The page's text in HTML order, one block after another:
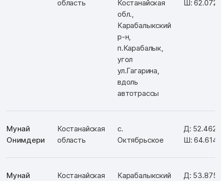
область
Костанайская
обл.,
Карабалыкский
р-н,
п.Карабалык,
угол
ул.Гагарина,
вдоль
автотрассы
Ш:
Мунай
Онимдери
Костанайская
область
с.
Октябрьское
Д:
Ш:
Мунай
Костанайская
Карабалыкский
Д: